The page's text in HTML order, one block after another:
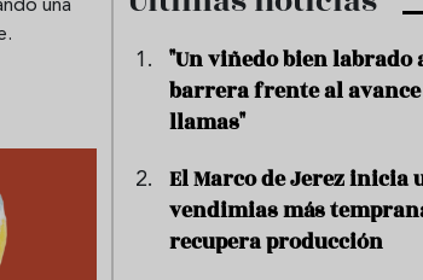
una
"Un viñedo bien labrado
barrera frente al avance
llamas"
El Marco de Jerez inicia
vendimias más
recupera producción